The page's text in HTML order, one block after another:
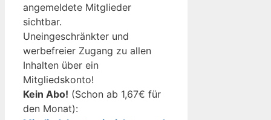
angemeldete Mitglieder
sichtbar.
Uneingeschränkter und
werbefreier Zugang zu allen
Inhalten über ein
Mitgliedskonto!
Kein Abo! (Schon ab 1,67€ für
den Monat):